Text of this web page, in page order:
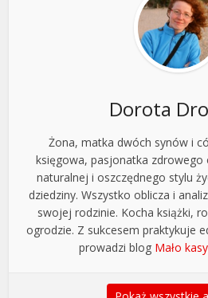
Dorota
Żona, matka dwóch synów i
księgowa, pasjonatka zdrowego
naturalnej i oszczędnego stylu
dziedziny. Wszystko oblicza i
swojej rodzinie. Kocha książki,
ogrodzie. Z sukcesem praktykuje
prowadzi blog Mało